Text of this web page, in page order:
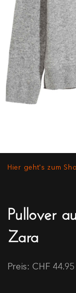
Hier geht's zum
Pullover
Zara
Preis: CHF 44.95